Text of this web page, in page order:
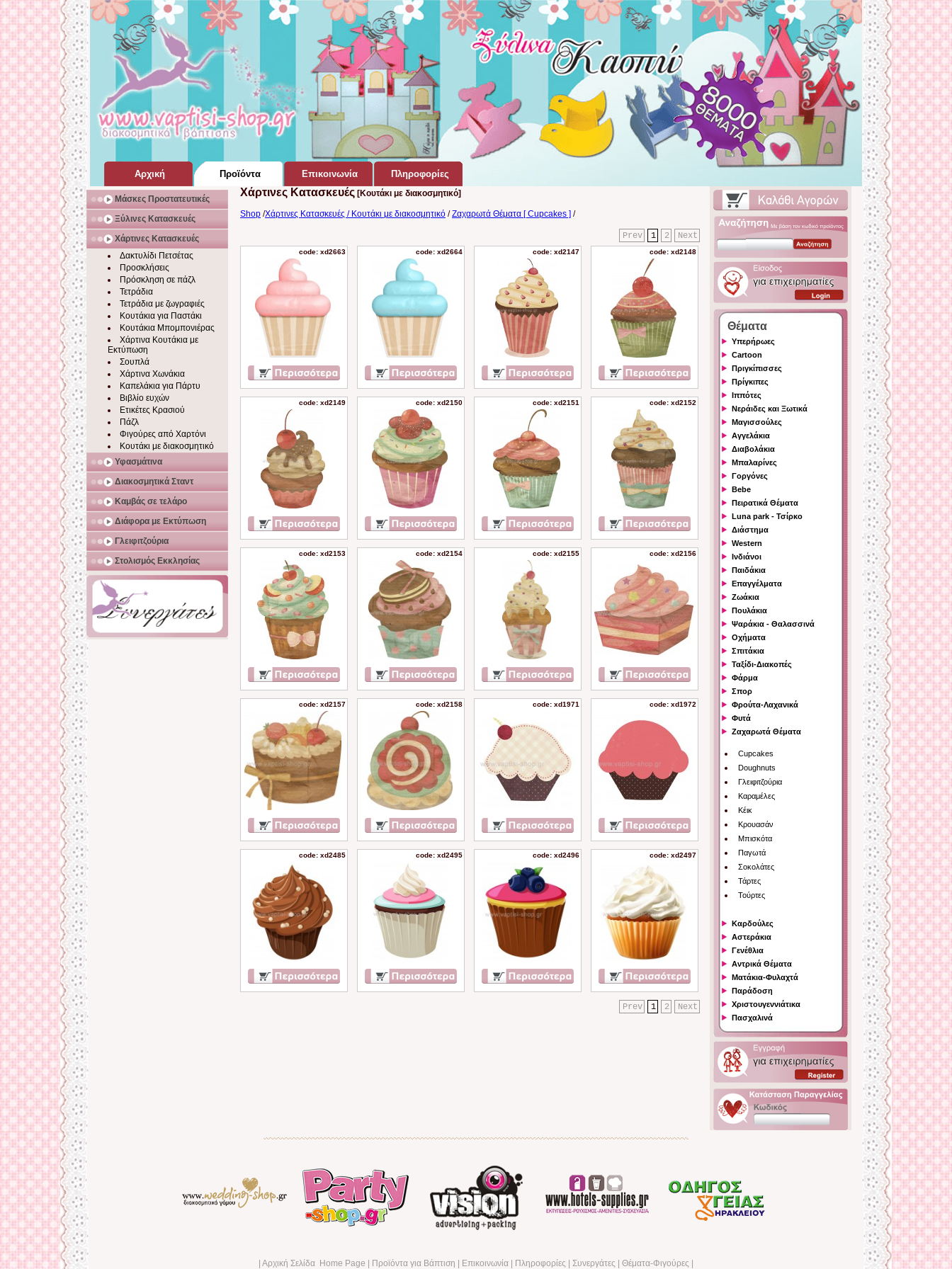
Αρχική
Σελίδα Home Page
Προϊόντα
για Βάπτιση
Επικοινωνία Πληροφορίες
Μάσκες Προστατευτικές
Ξύλινες Κατασκευές
Χάρτινες Κατασκευές
Δακτυλίδι Πετσέτας
Προσκλήσεις
Πρόσκληση σε πάζλ
Τετράδια
Τετράδια με ζωγραφιές
Κουτάκια για Παστάκι
Κουτάκια Μπομπονιέρας
Χάρτινα Κουτάκια με
Εκτύπωση
Σουπλά
Χάρτινα Χωνάκια
Καπελάκια για Πάρτυ
Βιβλίο ευχών
Ετικέτες Κρασιού
Πάζλ
Φιγούρες από Χαρτόνι
Κουτάκι με διακοσμητικό
Υφασμάτινα
Διακοσμητικά Σταντ
Καμβάς σε τελάρο
Διάφορα με Εκτύπωση
Γλειφιτζούρια
Στολισμός Εκκλησίας
Χάρτινες Κατασκευές [Κουτάκι με διακοσμητικό]
Shop /Χάρτινες Κατασκευές / Κουτάκι με διακοσμητικό /Ζαχαρωτά Θέματα [ Cupcakes ] /
Next
2
1
Prev
code: xd2663 code: xd2664 code: xd2147 code: xd2148
code: xd2149 code: xd2150 code: xd2151 code: xd2152
code: xd2153 code: xd2154 code: xd2155 code: xd2156
code: xd2157 code: xd2158 code: xd1971 code: xd1972
code: xd2485 code: xd2495 code: xd2496 code: xd2497
Next
2
1
Prev
Θέματα
Υπερήρωες
Cartoon
Πριγκίπισσες
Πρίγκιπες
Ιππότες
Νεράιδες και Ξωτικά
Μαγισσούλες
Αγγελάκια
Διαβολάκια
Μπαλαρίνες
Γοργόνες
Bebe
Πειρατικά Θέματα
Luna park - Τσίρκο
Διάστημα
Western
Ινδιάνοι
Παιδάκια
Επαγγέλματα
Ζωάκια
Πουλάκια
Ψαράκια - Θαλασσινά
Οχήματα
Σπιτάκια
Ταξίδι-Διακοπές
Φάρμα
Σπορ
Φρούτα-Λαχανικά
Φυτά
Ζαχαρωτά Θέματα
Cupcakes
Doughnuts
Γλειφιτζούρια
Καραμέλες
Κέικ
Κρουασάν
Μπισκότα
Παγωτά
Σοκολάτες
Τάρτες
Τούρτες
Καρδούλες
Αστεράκια
Γενέθλια
Αντρικά Θέματα
Ματάκια-Φυλαχτά
Παράδοση
Χριστουγεννιάτικα
Πασχαλινά
Αρχική Σελίδα Home Page Προϊόντα για Βάπτιση Επικοινωνία Πληροφορίες Συνεργάτες Θέματα-Φιγούρες